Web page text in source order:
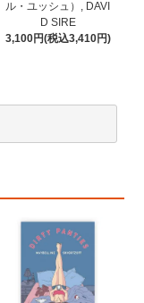
ル・ユッシュ）, DAVI
D SIRE
3,100円(税込3,410円)